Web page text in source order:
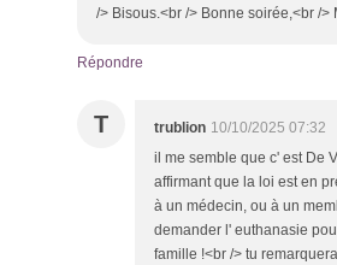
/> Bisous.<br /> Bonne soirée,<br />
Répondre
T trublion 10/10/2025 07:32
il me semble que c' est De
affirmant que la loi est en
à un médecin, ou à un
demander l' euthanasie
famille !<br /> tu